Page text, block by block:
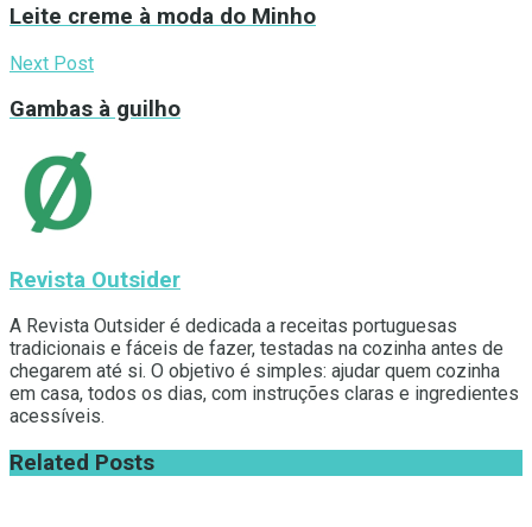
Leite creme à moda do Minho
Next Post
Gambas à guilho
Revista Outsider
A Revista Outsider é dedicada a receitas portuguesas
tradicionais e fáceis de fazer, testadas na cozinha antes de
chegarem até si. O objetivo é simples: ajudar quem cozinha
em casa, todos os dias, com instruções claras e ingredientes
acessíveis.
Related Posts